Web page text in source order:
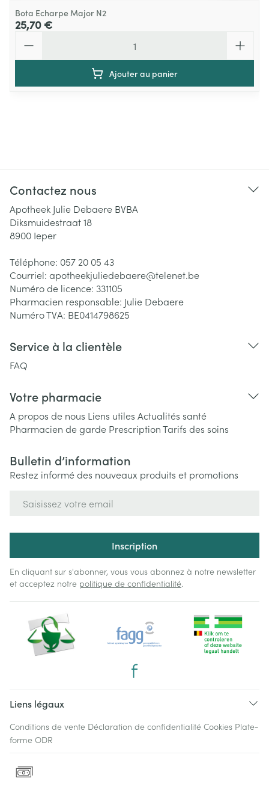
Bota Echarpe Major N2
25,70 €
Ajouter au panier
Contactez nous
Apotheek Julie Debaere BVBA
Diksmuidestraat 18
8900 Ieper
Téléphone: 057 20 05 43
Courriel: apotheekjuliedebaere@telenet.be
Numéro de licence: 331105
Pharmacien responsable: Julie Debaere
Numéro TVA: BE0414798625
Service à la clientèle
FAQ
Votre pharmacie
A propos de nous Liens utiles Actualités santé
Pharmacien de garde PrescriptionTarifs des soins
Bulletin d’information
Restez informé des nouveaux produits et promotions
Inscription
En cliquant sur s'abonner, vous vous abonnez à notre newsletter
et acceptez notre politique de confidentialité.
Liens légaux
Conditions de vente Déclaration de confidentialité Cookies Plate-
forme ODR